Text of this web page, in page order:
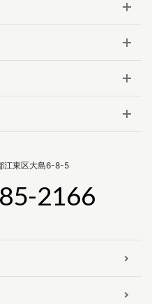
東区大島6-8-5
2166